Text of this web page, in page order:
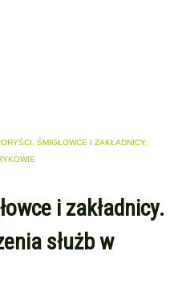
ŚMIGŁOWCE I ZAKŁADNICY.
i zakładnicy.
służb w